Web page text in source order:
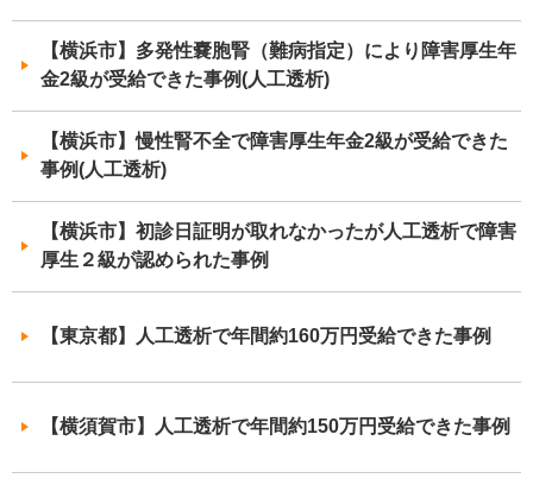
【横浜市】多発性嚢胞腎（難病指定）により障害厚生年
金2級が受給できた事例(人工透析)
【横浜市】慢性腎不全で障害厚生年金2級が受給できた
事例(人工透析)
【横浜市】初診日証明が取れなかったが人工透析で障害
厚生２級が認められた事例
【東京都】人工透析で年間約160万円受給できた事例
【横須賀市】人工透析で年間約150万円受給できた事例